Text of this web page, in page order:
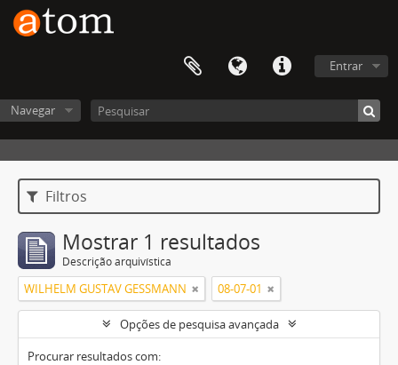
Entrar
Navegar
Filtros
Mostrar 1 resultados
Descrição arquivística
WILHELM GUSTAV GESSMANN 08-07-01
Opções de pesquisa avançada
Procurar resultados com: